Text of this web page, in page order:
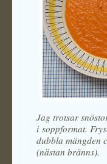
Jag trotsar
i soppformat.
dubbla mängden
(nästan bränns).